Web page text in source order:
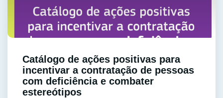
Catálogo de ações positivas para
incentivar a contratação de pessoas
com deficiência e combater
estereótipos